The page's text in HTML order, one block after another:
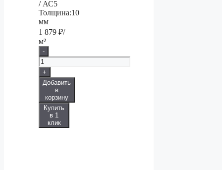
/ АС5
Толщина:10
мм
1 879 ₽/
м²
-
+
Добавить
в
корзину
Купить
в 1
клик